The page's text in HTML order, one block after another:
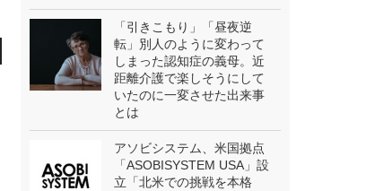
「引きこもり」「昼夜逆
転」別人のように変わって
しまった認知症の義母。近
距離介護で楽しそうにして
いたのに一変させた出来事
とは
アソビシステム、米国拠点
「ASOBISYSTEM USA」設
立「北米での挑戦を本格